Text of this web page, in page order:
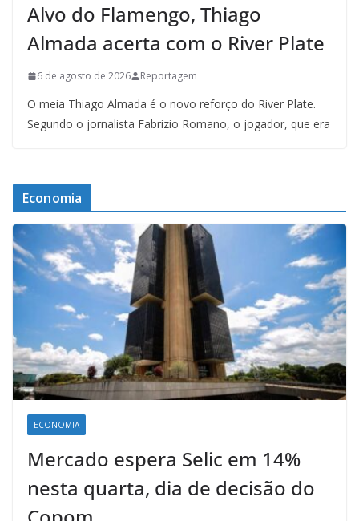
Alvo do Flamengo, Thiago
Almada acerta com o River Plate
6 de agosto de 2026 Reportagem
O meia Thiago Almada é o novo reforço do River Plate.
Segundo o jornalista Fabrizio Romano, o jogador, que era
Economia
ECONOMIA
Mercado espera Selic em 14%
nesta quarta, dia de decisão do